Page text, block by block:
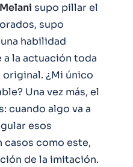
Melani supo pillar el
supo
habilidad
la actuación toda
original. ¿Mi único
Una vez más, el
cuando algo va a
esos
casos como este,
de la imitación.